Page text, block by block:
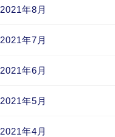
2021年8月
2021年7月
2021年6月
2021年5月
2021年4月